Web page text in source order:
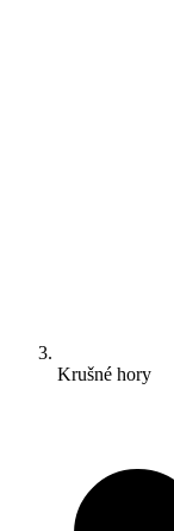
Krušné hory